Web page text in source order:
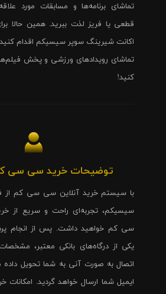
تماشای برنامه‌ها و مسابقات مورد
قطعی یا فریز لذت ببرید. همین حالا
اکانت شیرینگ سوپر سیسیکم اقدام کنید
تماشای رویدادهای ورزشی و پخش
کنید!
توضیحات خرید سی سی
با سیستم خرید آنلاین سی سی کم از
سیسیکم، تجربه‌ای راحت و سریع از
سی کم خواهید داشت. پس از انجام
یکی از درگاه‌های بانکی معتبر،
اتصال به صورت آنی به شما تحویل
ایمیل شما ارسال خواهد گردید.